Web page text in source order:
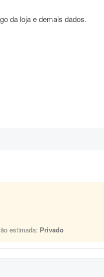
da loja e demais dados.
estimada: Privado